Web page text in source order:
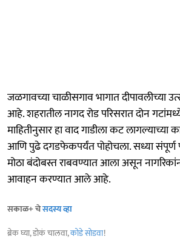
जळगावच्या चाळीसगाव भागात दीपावलीच्या
आहे. शहरातील नागद रोड परिसरात दोन
माहितीनुसार हा वाद गाडीला कट
आणि पुढे दगडफेकपर्यंत पोहोचला. सध्या संपूर्ण
मोठा बंदोबस्त राबवण्यात आला असून
आवाहन करण्यात आले आहे.
सकाळ+ चेसदस्य व्हा
ब्रेक घ्या, डोकं चालवा,कोडे सोडवा!